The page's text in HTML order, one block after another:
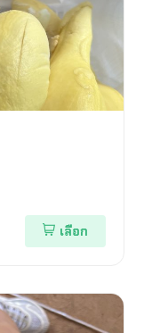
เลือก